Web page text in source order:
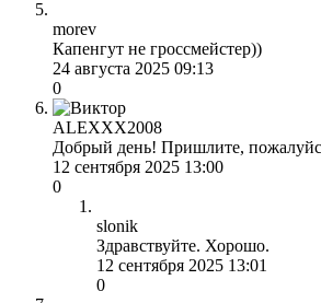
morev
Капенгут не гроссмейстер))
24 августа 2025 09:13
0
ALEXXX2008
Добрый день! Пришлите,
12 сентября 2025 13:00
0
slonik
Здравствуйте. Хорошо.
12 сентября 2025 13:01
0